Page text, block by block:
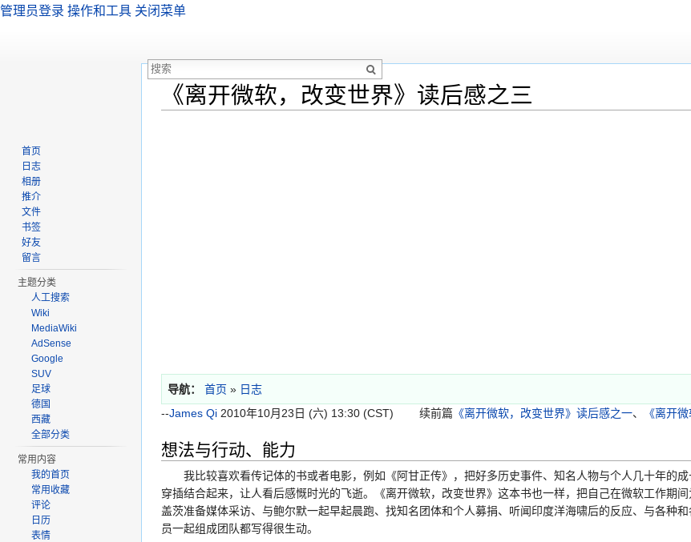
《离开微软，改变世界》读后感之三
导航： 首页 » 日志
--James Qi 2010年10月23日 (六) 13:30 (CST) 续前篇 《离开微软，改变世界》读后感之一、 《离开
想法与行动、能力
我比较喜欢看传记体的书或者电影，例如《阿甘正传》，把好多历史事件、知名人物与个人几十年的成
穿插结合起来，让人看后感慨时光的飞逝。《离开微软，改变世界》这本书也一样，把自己在微软工作期
盖茨准备媒体采访、与鲍尔默一起早起晨跑、找知名团体和个人募捐、听闻印度洋海啸后的反应、与各种和
员一起组成团队都写得很生动。
管理员登录 操作和工具 关闭菜单
首页
日志
相册
推介
文件
书签
好友
留言
主题分类
人工搜索
Wiki
MediaWiki
AdSense
Google
SUV
足球
德国
西藏
全部分类
常用内容
我的首页
常用收藏
评论
日历
表情